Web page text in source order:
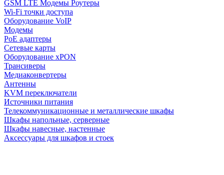
GSM LTE Модемы Роутеры
Wi-Fi точки доступа
Оборудование VoIP
Модемы
PoE адаптеры
Сетевые карты
Оборудование xPON
Трансиверы
Медиаконвертеры
Антенны
KVM переключатели
Источники питания
Телекоммуникационные и металлические шкафы
Шкафы напольные, серверные
Шкафы навесные, настенные
Аксессуары для шкафов и стоек